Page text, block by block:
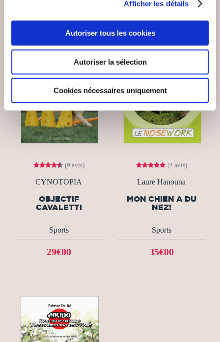
Afficher les détails
Autoriser tous les cookies
Autoriser la sélection
Cookies nécessaires uniquement
Coup de
(9 avis)
CYNOTOPIA
OBJECTIF
CAVALETTI
Sports
29€00
(2 avis)
Laure Hanouna
MON CHIEN A DU
NEZ!
Sports
35€00